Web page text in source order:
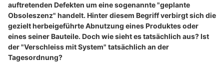
auftretenden Defekten um eine sogenannte "geplante
Obsoleszenz" handelt. Hinter diesem Begriff verbirgt sich die
gezielt herbeigeführte Abnutzung eines Produktes oder
eines seiner Bauteile. Doch wie sieht es tatsächlich aus? Ist
der "Verschleiss mit System" tatsächlich an der
Tagesordnung?